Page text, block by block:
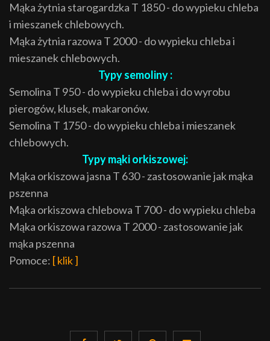
Mąka żytnia starogardzka T 1850 - do wypieku chleba
i mieszanek chlebowych.
Mąka żytnia razowa T 2000 - do wypieku chleba i
mieszanek chlebowych.
Typy semoliny :
Semolina T 950 - do wypieku chleba i do wyrobu
pierogów, klusek, makaronów.
Semolina T 1750 - do wypieku chleba i mieszanek
chlebowych.
Typy mąki orkiszowej:
Mąka orkiszowa jasna T 630 - zastosowanie jak mąka
pszenna
Mąka orkiszowa chlebowa T 700 - do wypieku chleba
Mąka orkiszowa razowa T 2000 - zastosowanie jak
mąka pszenna
Pomoce: [ klik ]